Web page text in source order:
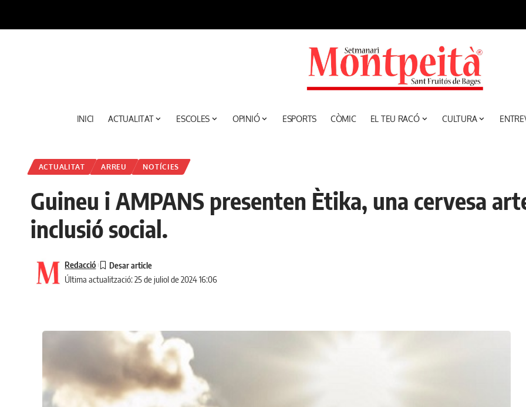
INICI ACTUALITAT ESCOLES OPINIÓ ESPORTS CÒMIC EL TEU RACÓ CULTURA
ACTUALITAT ARREU NOTÍCIES
Guineu i AMPANS presenten Ètika, una cervesa
inclusió social.
Última actualització: 25 de juliol de 2024 16:06
Redacció